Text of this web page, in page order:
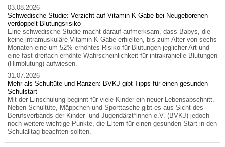
03.08.2026
Schwedische Studie: Verzicht auf Vitamin-K-Gabe bei Neugeborenen
verdoppelt Blutungsrisiko
Eine schwedische Studie macht darauf aufmerksam, dass Babys, die
keine intramuskuläre Vitamin-K-Gabe erhielten, bis zum Alter von sechs
Monaten eine um 52% erhöhtes Risiko für Blutungen jeglicher Art und
eine fast dreifach erhöhte Wahrscheinlichkeit für intrakranielle Blutungen
(Hirnblutung) aufwiesen.
31.07.2026
Mehr als Schultüte und Ranzen: BVKJ gibt Tipps für einen gesunden
Schulstart
Mit der Einschulung beginnt für viele Kinder ein neuer Lebensabschnitt.
Neben Schultüte, Mäppchen und Sporttasche gibt es aus Sicht des
Berufsverbands der Kinder- und Jugendärzt*innen e.V. (BVKJ) jedoch
noch weitere wichtige Punkte, die Eltern für einen gesunden Start in den
Schulalltag beachten sollten.